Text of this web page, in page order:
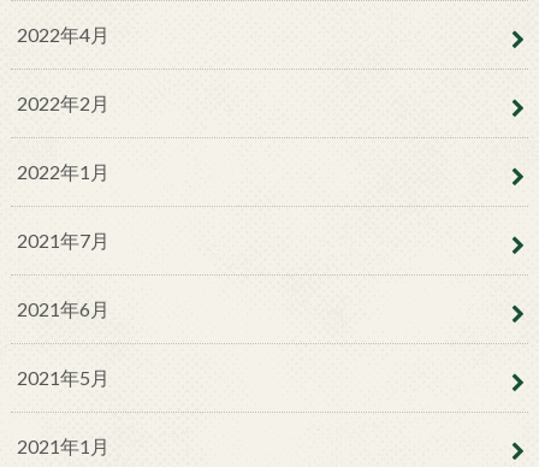
2022年4月
2022年2月
2022年1月
2021年7月
2021年6月
2021年5月
2021年1月